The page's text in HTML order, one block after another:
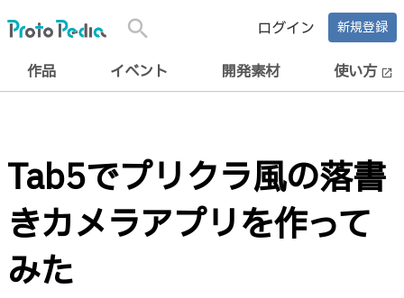
search ログイン 新規登録
作品 イベント 開発素材 使い方 open_in_new
Tab5でプリクラ風の落書
きカメラアプリを作って
みた